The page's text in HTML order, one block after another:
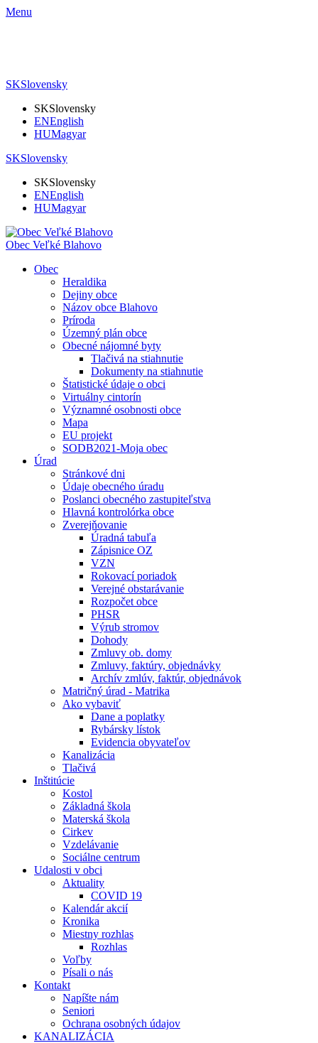
Menu
SKSlovensky
SKSlovensky
ENEnglish
HUMagyar
SKSlovensky
SKSlovensky
ENEnglish
HUMagyar
Obec Veľké Blahovo
Obec
Heraldika
Dejiny obce
Názov obce Blahovo
Príroda
Územný plán obce
Obecné nájomné byty
Tlačivá na stiahnutie
Dokumenty na stiahnutie
Štatistické údaje o obci
Virtuálny cintorín
Významné osobnosti obce
Mapa
EU projekt
SODB2021-Moja obec
Úrad
Stránkové dni
Údaje obecného úradu
Poslanci obecného zastupiteľstva
Hlavná kontrolórka obce
Zverejňovanie
Úradná tabuľa
Zápisnice OZ
VZN
Rokovací poriadok
Verejné obstarávanie
Rozpočet obce
PHSR
Výrub stromov
Dohody
Zmluvy ob. domy
Zmluvy, faktúry, objednávky
Archív zmlúv, faktúr, objednávok
Matričný úrad - Matrika
Ako vybaviť
Dane a poplatky
Rybársky lístok
Evidencia obyvateľov
Kanalizácia
Tlačivá
Inštitúcie
Kostol
Základná škola
Materská škola
Cirkev
Vzdelávanie
Sociálne centrum
Udalosti v obci
Aktuality
COVID 19
Kalendár akcií
Kronika
Miestny rozhlas
Rozhlas
Voľby
Písali o nás
Kontakt
Napíšte nám
Seniori
Ochrana osobných údajov
KANALIZÁCIA